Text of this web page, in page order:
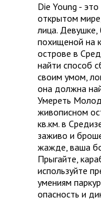
Die Young -
открытом
лица. Девушке,
похищеной на
острове в
найти способ
своим умом,
она должна
Умереть
живописном
кв.км. в
заживо и
жажде, ваша
Прыгайте,
используйте
умениям
опасность и